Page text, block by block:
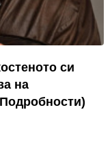
си
на